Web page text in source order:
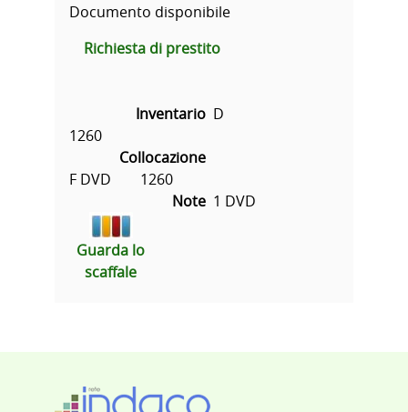
Documento disponibile
Richiesta di prestito
Inventario D
1260
Collocazione
F DVD        1260
Note 1 DVD
Guarda lo
scaffale